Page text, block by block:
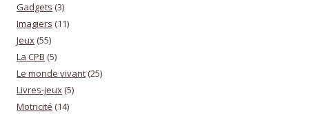
Gadgets (3)
Imagiers (11)
Jeux (55)
La CPB (5)
Le monde vivant (25)
Livres-jeux (5)
Motricité (14)